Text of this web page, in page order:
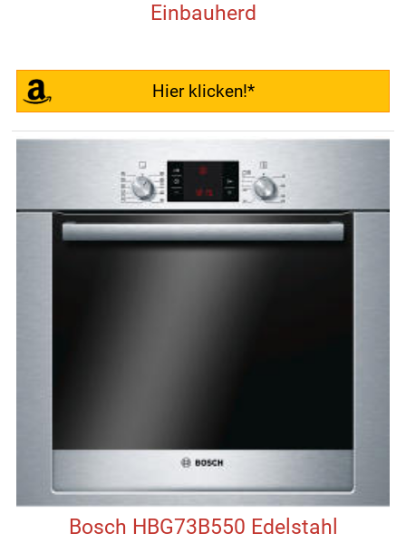
Einbauherd
Hier klicken!*
Bosch HBG73B550 Edelstahl